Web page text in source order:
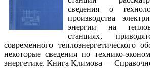
сведения о
производства
энергии на
станциях,
современного теплоэнергетического
некоторые сведения по технико-
энергетике. Книга Климова —